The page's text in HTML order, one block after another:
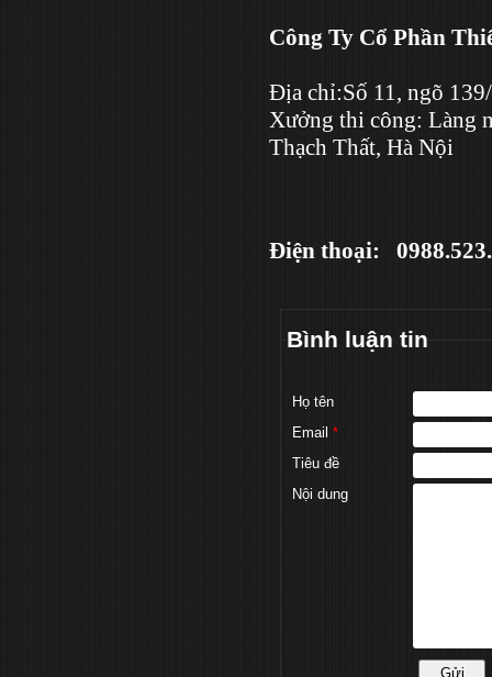
Công Ty Cổ Phần
Địa chỉ:Số 11, ngõ
Xưởng thi công: Làng
Thạch Thất, Hà Nội
Điện thoại:
Bình luận tin
Họ tên
Email *
Tiêu đề
Nội dung